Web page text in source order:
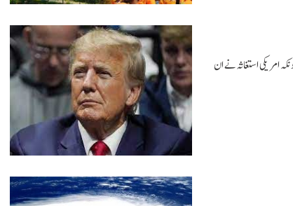
امریکی استغاثہ نے ان